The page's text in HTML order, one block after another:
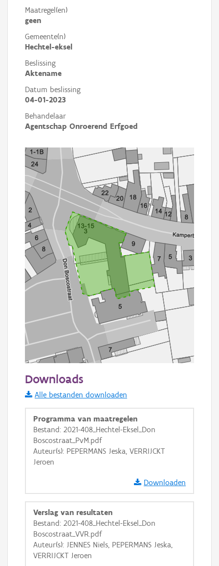
Maatregel(en)
geen
Gemeente(n)
Hechtel-eksel
Beslissing
Aktename
Datum beslissing
04-01-2023
Behandelaar
Agentschap Onroerend Erfgoed
Informatie Vlaanderen
i
+ −
Basis Lagen
OSM-Basiskaart
Ortho
Downloads
Alle bestanden downloaden
Programma van maatregelen
Bestand: 2021-408_Hechtel-Eksel_Don
Boscostraat_PvM.pdf
Auteur(s): PEPERMANS Jeska, VERRIJCKT
Jeroen
Downloaden
Verslag van resultaten
Bestand: 2021-408_Hechtel-Eksel_Don
Boscostraat_VVR.pdf
Auteur(s): JENNES Niels, PEPERMANS Jeska,
VERRIJCKT Jeroen